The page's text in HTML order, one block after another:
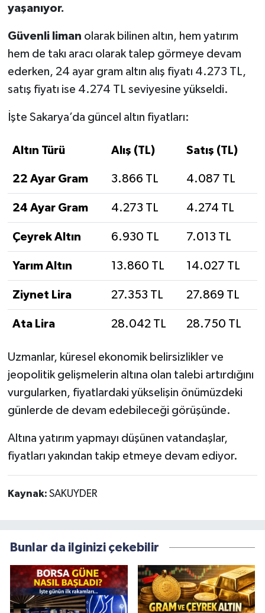
yaşanıyor.
Güvenli liman olarak bilinen altın, hem yatırım
hem de takı aracı olarak talep görmeye devam
ederken, 24 ayar gram altın alış fiyatı 4.273 TL,
satış fiyatı ise 4.274 TL seviyesine yükseldi.
İşte Sakarya’da güncel altın fiyatları:
Altın Türü Alış (TL) Satış (TL)
22 Ayar Gram 3.866 TL 4.087 TL
24 Ayar Gram 4.273 TL 4.274 TL
Çeyrek Altın 6.930 TL 7.013 TL
Yarım Altın 13.860 TL 14.027 TL
Ziynet Lira 27.353 TL 27.869 TL
Ata Lira 28.042 TL 28.750 TL
Uzmanlar, küresel ekonomik belirsizlikler ve
jeopolitik gelişmelerin altına olan talebi artırdığını
vurgularken, fiyatlardaki yükselişin önümüzdeki
günlerde de devam edebileceği görüşünde.
Altına yatırım yapmayı düşünen vatandaşlar,
fiyatları yakından takip etmeye devam ediyor.
Kaynak: SAKUYDER
Bunlar da ilginizi çekebilir